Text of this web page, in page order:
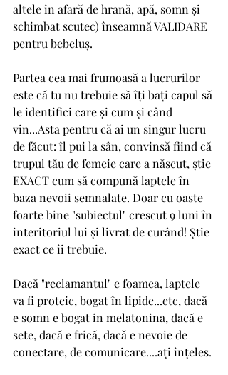
altele în afară de hrană, apă, somn și
schimbat scutec) înseamnă VALIDARE
pentru bebeluș.
Partea cea mai frumoasă a lucrurilor
este că tu nu trebuie să îți bați capul să
le identifici care și cum și când
vin...Asta pentru că ai un singur lucru
de făcut: îl pui la sân, convinsă fiind că
trupul tău de femeie care a născut, știe
EXACT cum să compună laptele în
baza nevoii semnalate. Doar cu oaste
foarte bine "subiectul" crescut 9 luni în
interitoriul lui și livrat de curând! Știe
exact ce îi trebuie.
Dacă "reclamantul" e foamea, laptele
va fi proteic, bogat în lipide...etc, dacă
e somn e bogat in melatonina, dacă e
sete, dacă e frică, dacă e nevoie de
conectare, de comunicare....ați înțeles.